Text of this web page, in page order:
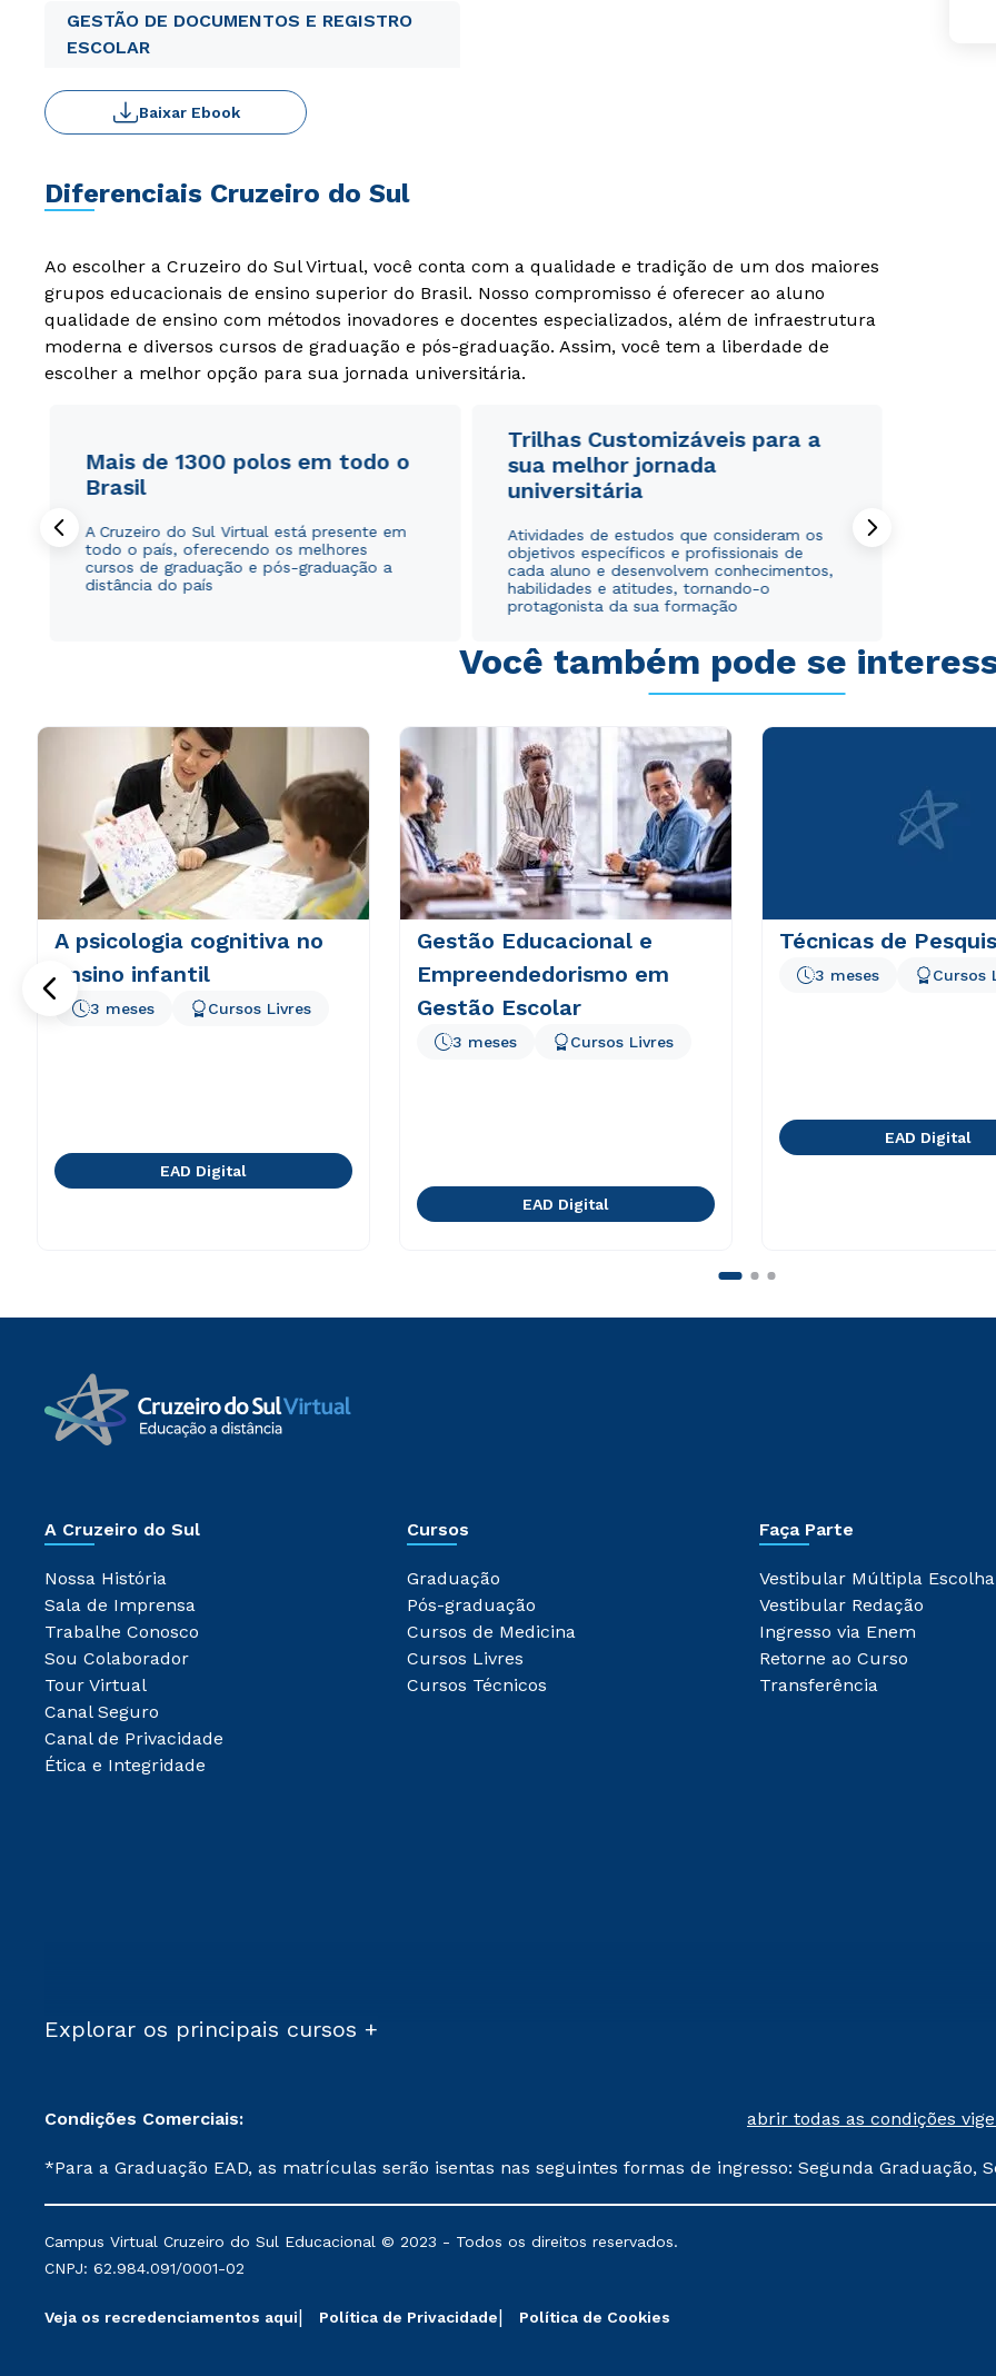
GESTÃO DE DOCUMENTOS E REGISTRO
ESCOLAR
Baixar Ebook
Diferenciais Cruzeiro do Sul
Ao escolher a Cruzeiro do Sul Virtual, você conta com a qualidade e tradição de um dos maiores
grupos educacionais de ensino superior do Brasil. Nosso compromisso é oferecer ao aluno
qualidade de ensino com métodos inovadores e docentes especializados, além de infraestrutura
moderna e diversos cursos de graduação e pós-graduação. Assim, você tem a liberdade de
escolher a melhor opção para sua jornada universitária.
Mais de 1300 polos em todo o
Brasil
A Cruzeiro do Sul Virtual está presente em
todo o país, oferecendo os melhores
cursos de graduação e pós-graduação a
distância do país
Trilhas Customizáveis para a
sua melhor jornada
universitária
Atividades de estudos que consideram os
objetivos específicos e profissionais de
cada aluno e desenvolvem conhecimentos,
habilidades e atitudes, tornando-o
protagonista da sua formação
Você também pode se
A psicologia cognitiva no
ensino infantil
3 meses Cursos Livres
EAD Digital
Gestão Educacional e
Empreendedorismo em
Gestão Escolar
3 meses Cursos Livres
EAD Digital
Técnicas de
3 meses Cursos
EAD Digital
A Cruzeiro do Sul
Nossa História
Sala de Imprensa
Trabalhe Conosco
Sou Colaborador
Tour Virtual
Canal Seguro
Canal de Privacidade
Ética e Integridade
Cursos
Graduação
Pós-graduação
Cursos de Medicina
Cursos Livres
Cursos Técnicos
Faça Parte
Vestibular Múltipla Escolha
Vestibular Redação
Ingresso via Enem
Retorne ao Curso
Transferência
Explorar os principais cursos +
Condições Comerciais: abrir todas as condições
*Para a Graduação EAD, as matrículas serão isentas nas seguintes formas de ingresso: Segunda Graduação,
mantidos conforme negociação. Descontos institucionais poderão sofrer alterações nos períodos de
serviços.
Campus Virtual Cruzeiro do Sul Educacional © 2023 - Todos os direitos reservados.
CNPJ: 62.984.091/0001-02
Veja os recredenciamentos aqui Política de Privacidade Política de Cookies
WhatsApp
ou
Estou de acordo com aPolítica de Privacidade.
autorizo que meus dados sejam utilizados para o
envio de conteúdos da Cruzeiro do Sul.
WhatsApp
ou
Estou de acordo com aPolítica de Privacidade.
autorizo que meus dados sejam utilizados para o
envio de conteúdos da Cruzeiro do Sul.